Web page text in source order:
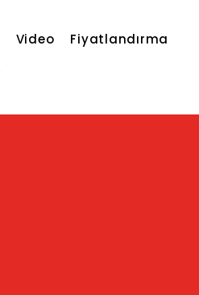
Video
Fiyatlandırma